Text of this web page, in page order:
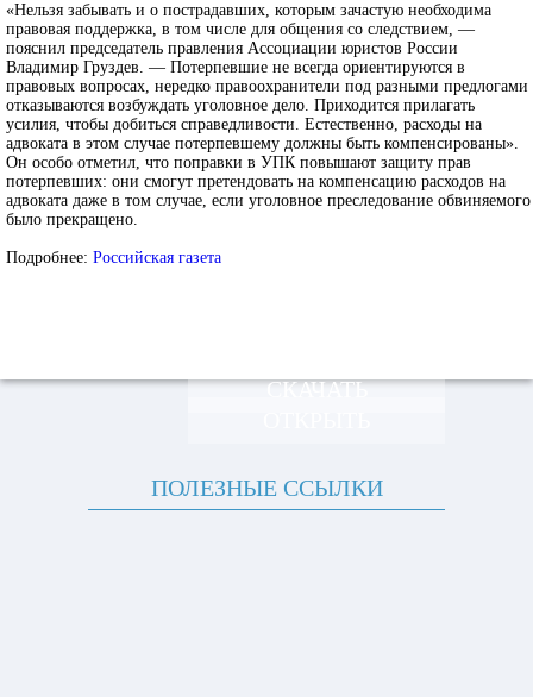
«Нельзя забывать и о пострадавших, которым зачастую необходима
правовая поддержка, в том числе для общения со следствием, —
пояснил председатель правления Ассоциации юристов России
Владимир Груздев. — Потерпевшие не всегда ориентируются в
правовых вопросах, нередко правоохранители под разными предлогами
отказываются возбуждать уголовное дело. Приходится прилагать
усилия, чтобы добиться справедливости. Естественно, расходы на
адвоката в этом случае потерпевшему должны быть компенсированы».
Он особо отметил, что поправки в УПК повышают защиту прав
потерпевших: они смогут претендовать на компенсацию расходов на
адвоката даже в том случае, если уголовное преследование обвиняемого
было прекращено.
Подробнее: Российская газета
СКАЧАТЬ
ПОЛЕЗНЫЕ ССЫЛКИ